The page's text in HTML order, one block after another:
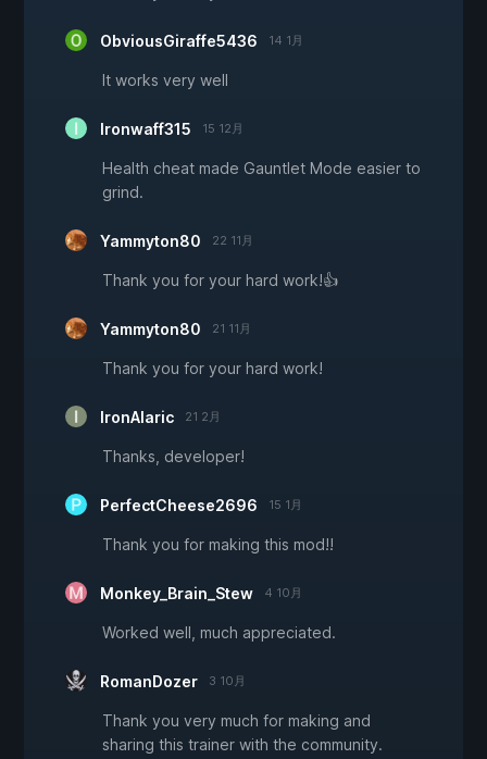
ObviousGiraffe5436 14 1月
It works very well
Ironwaff315 15 12月
Health cheat made Gauntlet Mode easier to
grind.
Yammyton80 22 11月
Thank you for your hard work!👍
Yammyton80 21 11月
Thank you for your hard work!
IronAlaric 21 2月
Thanks, developer!
PerfectCheese2696 15 1月
Thank you for making this mod!!
Monkey_Brain_Stew 4 10月
Worked well, much appreciated.
RomanDozer 3 10月
Thank you very much for making and
sharing this trainer with the community.